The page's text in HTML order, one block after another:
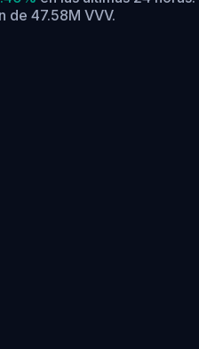
de 47.58M VVV.